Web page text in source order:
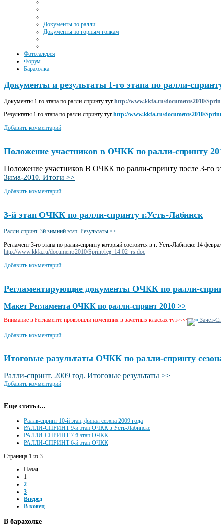
Документы по ралли
Документы по горным гонкам
Фотогалерея
Форум
Барахолка
Документы и результаты 1-го этапа по ралли-
Документы 1-го этапа по ралли-спринту тут http://www.kkfa.ru/documents2010/
Результаты 1-го этапа по ралли-спринту тут http://www.kkfa.ru/documents2010/
Добавить комментарий
Положение участников в ОЧКК по ралли-спринту
Положение участников В ОЧКК по ралли-спринту после 3-го
Зима-2010. Итоги >>
Добавить комментарий
3-й этап ОЧКК по ралли-спринту г.Усть-Лабинск
Ралли-спринт. 3й зимний этап. Результаты >>
Регламент 3-го этапа по ралли-спринту который состоится в г. Усть-Лабинске 14
http://www.kkfa.ru/documents2010/Sprint/reg_14.02_rs.doc
Добавить комментарий
Регламентирующие документы ОЧКК по ралли-
Макет Регламента ОЧКК по ралли-спринт 2010 >>
Внимание в Регламенте произошли изменения в зачетных классах тут>>> Зачет-
Добавить комментарий
Итоговые разультаты ОЧКК по ралли-спринту
Ралли-спринт. 2009 год. Итоговые результаты >>
Добавить комментарий
Еще статьи...
Ралли-спринт 10-й этап, финал сезона 2009 года
РАЛЛИ-СПРИНТ 9-й этап ОЧКК в Усть-Лабинске
РАЛЛИ-СПРИНТ 7-й этап ОЧКК
РАЛЛИ-СПРИНТ 6-й этап ОЧКК
Страница 1 из 3
Назад
1
2
3
Вперед
В конец
В барахолке